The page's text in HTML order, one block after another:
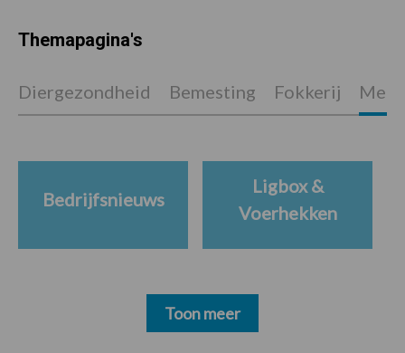
Themapagina's
Diergezondheid Bemesting Fokkerij
Bedrijfsnieuws
Ligbox &
Voerhekken
Toon meer